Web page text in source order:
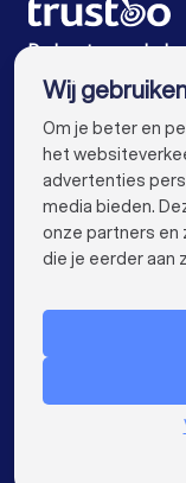
Psychologen in
Psychologen in
Psychologen in
Psychologen in
De beste
VOOR
Nederland
Wij
Om je beter en
het
advertenties
media bieden.
onze partners en
die je eerder aan